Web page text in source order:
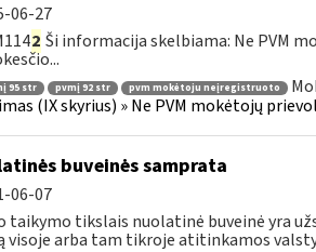
06-27
2 Ši informacija skelbiama: Ne PVM
95 str pvmį 92 str pvm mokėtoju neįregistruoto
(IX skyrius) » Ne PVM mokėtojų
buveinės samprata
06-07
tikslais nuolatinė buveinė yra
visoje arba tam tikroje atitinkamos